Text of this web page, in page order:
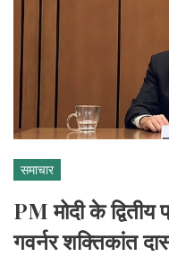
समाचार
PM मोदी के
गवर्नर शक्तिकांत